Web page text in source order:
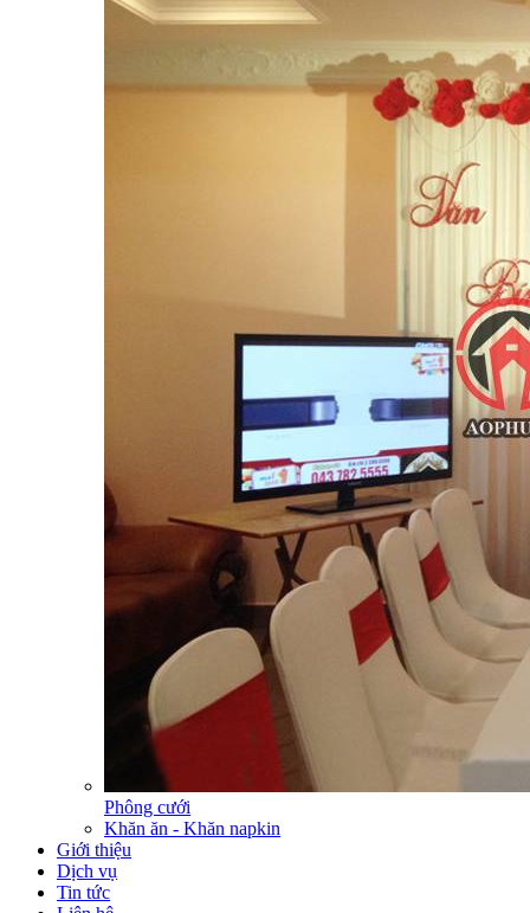
Phông cưới
Khăn ăn - Khăn napkin
Giới thiệu
Dịch vụ
Tin tức